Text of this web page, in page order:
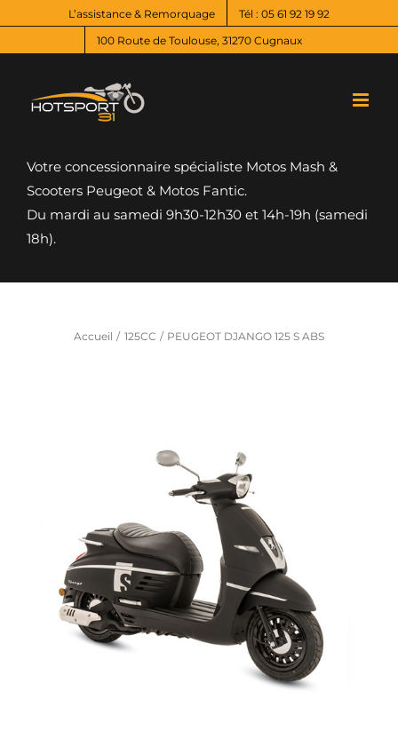
contenu
L’assistance & Remorquage
Tél : 05 61 92 19 92
100 Route de Toulouse, 31270 Cugnaux
Votre concessionnaire spécialiste Motos Mash &
Scooters Peugeot & Motos Fantic.
Du mardi au samedi 9h30-12h30 et 14h-19h (samedi
18h).
Accueil 125CC PEUGEOT DJANGO 125 S ABS